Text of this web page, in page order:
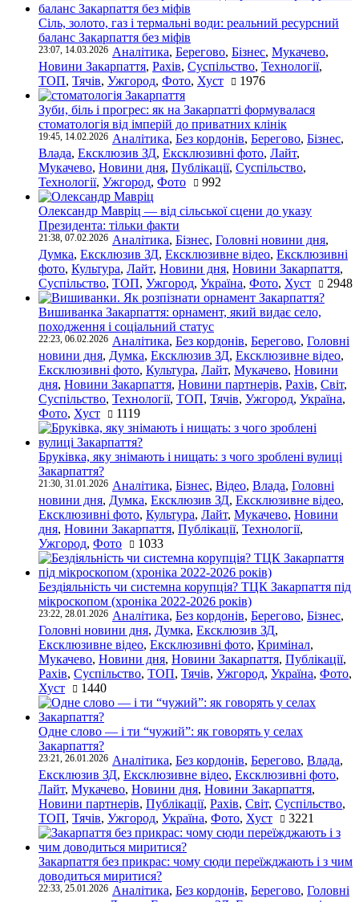
Сіль, золото, газ і термальні води: реальний ресурсний
баланс Закарпаття без міфів
23:07, 14.03.2026 Аналітика, Берегово, Бізнес, Мукачево,
Новини Закарпаття, Рахів, Суспільство, Технології,
ТОП, Тячів, Ужгород, Фото, Хуст 1976
Зуби, біль і прогрес: як на Закарпатті формувалася
стоматологія від імперій до приватних клінік
19:45, 14.02.2026 Аналітика, Без кордонів, Берегово, Бізнес,
Влада, Ексклюзив ЗД, Ексклюзивні фото, Лайт,
Мукачево, Новини дня, Публікації, Суспільство,
Технології, Ужгород, Фото 992
Олександр Мавріц — від сільської сцени до указу
Президента: тільки факти
21:38, 07.02.2026 Аналітика, Бізнес, Головні новини дня,
Думка, Ексклюзив ЗД, Ексклюзивне відео, Ексклюзивні
фото, Культура, Лайт, Новини дня, Новини Закарпаття,
Суспільство, ТОП, Ужгород, Україна, Фото, Хуст 2948
Вишиванка Закарпаття: орнамент, який видає село,
походження і соціальний статус
22:23, 06.02.2026 Аналітика, Без кордонів, Берегово, Головні
новини дня, Думка, Ексклюзив ЗД, Ексклюзивне відео,
Ексклюзивні фото, Культура, Лайт, Мукачево, Новини
дня, Новини Закарпаття, Новини партнерів, Рахів, Світ,
Суспільство, Технології, ТОП, Тячів, Ужгород, Україна,
Фото, Хуст 1119
Бруківка, яку знімають і нищать: з чого зроблені вулиці
Закарпаття?
21:30, 31.01.2026 Аналітика, Бізнес, Відео, Влада, Головні
новини дня, Думка, Ексклюзив ЗД, Ексклюзивне відео,
Ексклюзивні фото, Культура, Лайт, Мукачево, Новини
дня, Новини Закарпаття, Публікації, Технології,
Ужгород, Фото 1033
Бездіяльність чи системна корупція? ТЦК Закарпаття під
мікроскопом (хроніка 2022-2026 років)
23:22, 28.01.2026 Аналітика, Без кордонів, Берегово, Бізнес,
Головні новини дня, Думка, Ексклюзив ЗД,
Ексклюзивне відео, Ексклюзивні фото, Кримінал,
Мукачево, Новини дня, Новини Закарпаття, Публікації,
Рахів, Суспільство, ТОП, Тячів, Ужгород, Україна, Фото,
Хуст
1440
Одне слово — і ти “чужий”: як говорять у селах
Закарпаття?
23:21, 26.01.2026 Аналітика, Без кордонів, Берегово, Влада,
Ексклюзив ЗД, Ексклюзивне відео, Ексклюзивні фото,
Лайт, Мукачево, Новини дня, Новини Закарпаття,
Новини партнерів, Публікації, Рахів, Світ, Суспільство,
ТОП, Тячів, Ужгород, Україна, Фото, Хуст 3221
Закарпаття без прикрас: чому сюди переїжджають і з чим
доводиться миритися?
22:33, 25.01.2026 Аналітика, Без кордонів, Берегово, Головні